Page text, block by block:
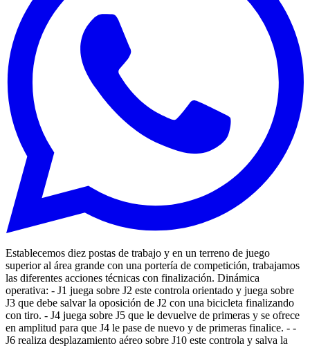
Establecemos diez postas de trabajo y en un terreno de juego
superior al área grande con una portería de competición, trabajamos
las diferentes acciones técnicas con finalización. Dinámica
operativa: - J1 juega sobre J2 este controla orientado y juega sobre
J3 que debe salvar la oposición de J2 con una bicicleta finalizando
con tiro. - J4 juega sobre J5 que le devuelve de primeras y se ofrece
en amplitud para que J4 le pase de nuevo y de primeras finalice. - -
J6 realiza desplazamiento aéreo sobre J10 este controla y salva la